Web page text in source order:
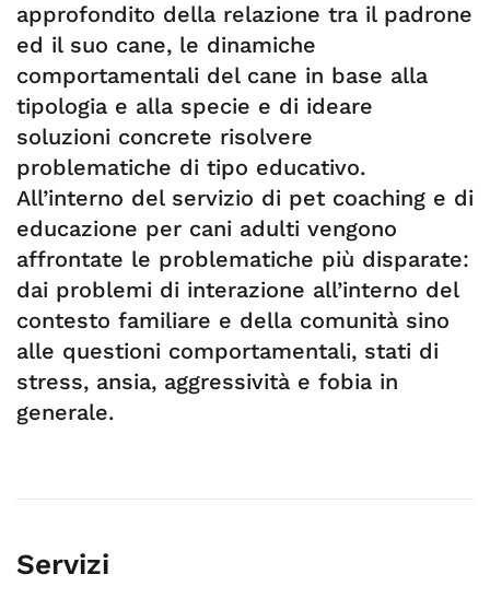
approfondito della relazione tra il padrone
ed il suo cane, le dinamiche
comportamentali del cane in base alla
tipologia e alla specie e di ideare
soluzioni concrete risolvere
problematiche di tipo educativo.
All’interno del servizio di pet coaching e di
educazione per cani adulti vengono
affrontate le problematiche più disparate:
dai problemi di interazione all’interno del
contesto familiare e della comunità sino
alle questioni comportamentali, stati di
stress, ansia, aggressività e fobia in
generale.
Servizi